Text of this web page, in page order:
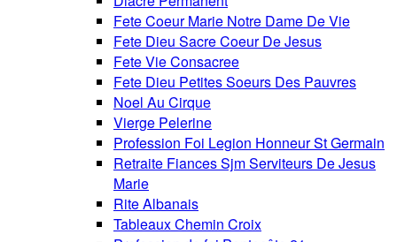
Fete Coeur Marie Notre Dame De Vie
Fete Dieu Sacre Coeur De Jesus
Fete Vie Consacree
Fete Dieu Petites Soeurs Des Pauvres
Noel Au Cirque
Vierge Pelerine
Profession Foi Legion Honneur St Germain
Retraite Fiances Sjm Serviteurs De Jesus
Marie
Rite Albanais
Tableaux Chemin Croix